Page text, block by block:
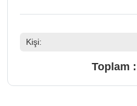
Kişi:
Toplam :